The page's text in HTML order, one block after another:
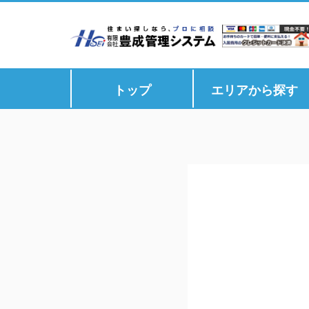
トップ エリアから探す